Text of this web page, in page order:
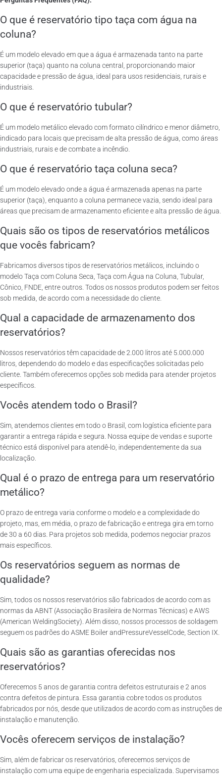
O que é reservatório tipo taça com água na
coluna?
É um modelo elevado em que a água é armazenada tanto na parte
superior (taça) quanto na coluna central, proporcionando maior
capacidade e pressão de água, ideal para usos residenciais, rurais e
industriais.
O que é reservatório tubular?
É um modelo metálico elevado com formato cilíndrico e menor diâmetro,
indicado para locais que precisam de alta pressão de água, como áreas
industriais, rurais e de combate a incêndio.
O que é reservatório taça coluna seca?
É um modelo elevado onde a água é armazenada apenas na parte
superior (taça), enquanto a coluna permanece vazia, sendo ideal para
áreas que precisam de armazenamento eficiente e alta pressão de água.
Quais são os tipos de reservatórios metálicos
que vocês fabricam?
Fabricamos diversos tipos de reservatórios metálicos, incluindo o
modelo Taça com Coluna Seca, Taça com Água na Coluna, Tubular,
Cônico, FNDE, entre outros. Todos os nossos produtos podem ser feitos
sob medida, de acordo com a necessidade do cliente.
Qual a capacidade de armazenamento dos
reservatórios?
Nossos reservatórios têm capacidade de 2.000 litros até 5.000.000
litros, dependendo do modelo e das especificações solicitadas pelo
cliente. Também oferecemos opções sob medida para atender projetos
específicos.
Vocês atendem todo o Brasil?
Sim, atendemos clientes em todo o Brasil, com logística eficiente para
garantir a entrega rápida e segura. Nossa equipe de vendas e suporte
técnico está disponível para atendê-lo, independentemente da sua
localização.
Qual é o prazo de entrega para um reservatório
metálico?
O prazo de entrega varia conforme o modelo e a complexidade do
projeto, mas, em média, o prazo de fabricação e entrega gira em torno
de 30 a 60 dias. Para projetos sob medida, podemos negociar prazos
mais específicos.
Os reservatórios seguem as normas de
qualidade?
Sim, todos os nossos reservatórios são fabricados de acordo com as
normas da ABNT (Associação Brasileira de Normas Técnicas) e AWS
(American WeldingSociety). Além disso, nossos processos de soldagem
seguem os padrões do ASME Boiler andPressureVesselCode, Section IX.
Quais são as garantias oferecidas nos
reservatórios?
Oferecemos 5 anos de garantia contra defeitos estruturais e 2 anos
contra defeitos de pintura. Essa garantia cobre todos os produtos
fabricados por nós, desde que utilizados de acordo com as instruções de
instalação e manutenção.
Vocês oferecem serviços de instalação?
Sim, além de fabricar os reservatórios, oferecemos serviços de
instalação com uma equipe de engenharia especializada. Supervisamos